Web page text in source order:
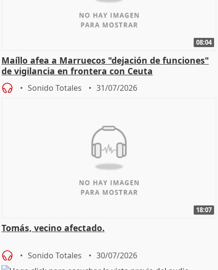
08:04
Maíllo afea a Marruecos "dejación de funciones"
de vigilancia en frontera con Ceuta
Sonido Totales 31/07/2026
18:07
Tomás, vecino afectado.
Sonido Totales 30/07/2026